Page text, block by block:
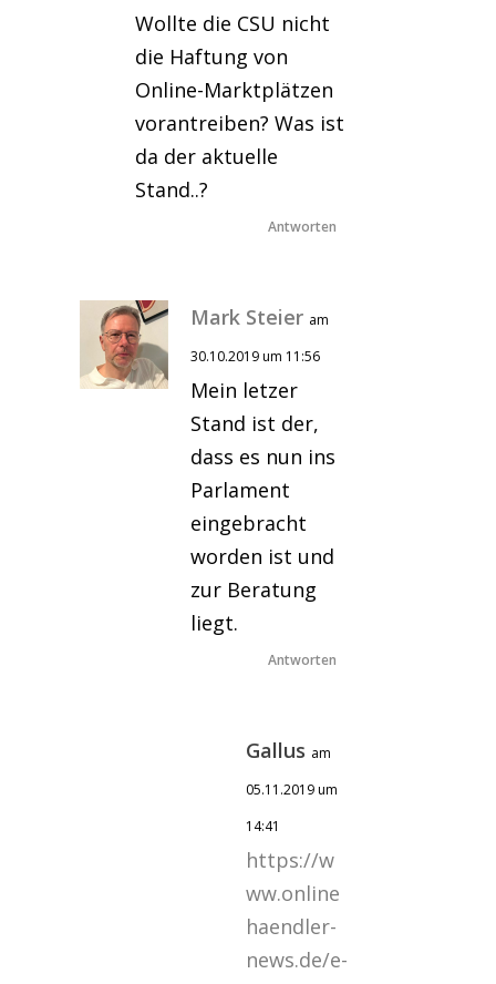
Wollte die CSU nicht
die Haftung von
Online-Marktplätzen
vorantreiben? Was ist
da der aktuelle
Stand..?
Antworten
Mark Steier am
30.10.2019 um 11:56
Mein letzer
Stand ist der,
dass es nun ins
Parlament
eingebracht
worden ist und
zur Beratung
liegt.
Antworten
Gallus am
05.11.2019 um
14:41
https://w
ww.online
haendler-
news.de/e-